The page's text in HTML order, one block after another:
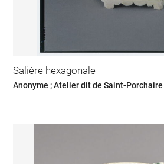
Salière hexagonale
Anonyme ; Atelier dit de Saint-Porchaire